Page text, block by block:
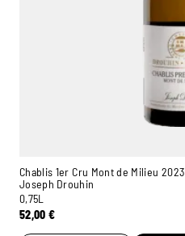
Chablis 1er Cru Mont de Milieu 2023
Joseph Drouhin
0,75L
52,00€